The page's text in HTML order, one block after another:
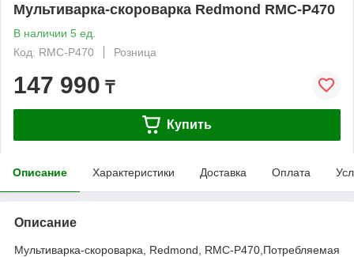
Мультиварка-скороварка Redmond RMC-P470
В наличии 5 ед.
Код: RMC-P470
Розница
147 990 ₸
Купить
Описание Характеристики Доставка Оплата
Описание
Мультиварка-скороварка, Redmond, RMC-P470,Потребляемая